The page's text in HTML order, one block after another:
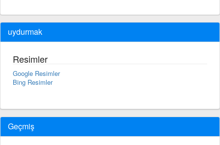
uydurmak
Resimler
Google Resimler
Bing Resimler
Geçmiş